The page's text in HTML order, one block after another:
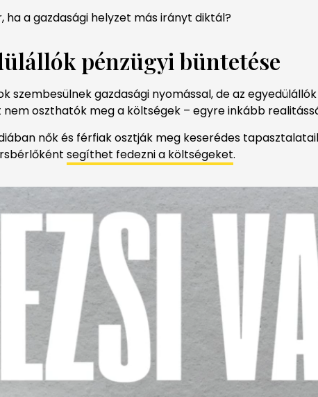
ha a gazdasági helyzet más irányt diktál?
pénzügyi büntetése
szembesülnek gazdasági nyomással, de az
oszthatók meg a költségek – egyre inkább
nők és férfiak osztják meg keserédes
segíthet fedezni a költségeket.